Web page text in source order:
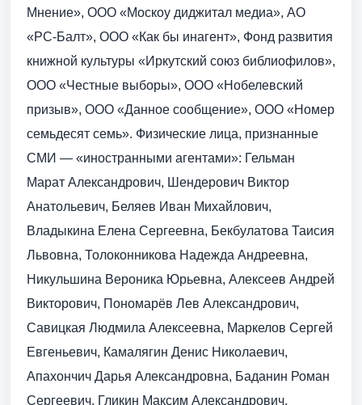
Мнение», ООО «Москоу диджитал медиа», АО
«РС-Балт», ООО «Как бы инагент», Фонд развития
книжной культуры «Иркутский союз библиофилов»,
ООО «Честные выборы», ООО «Нобелевский
призыв», ООО «Данное сообщение», ООО «Номер
семьдесят семь». Физические лица, признанные
СМИ — «иностранными агентами»: Гельман
Марат Александрович, Шендерович Виктор
Анатольевич, Беляев Иван Михайлович,
Владыкина Елена Сергеевна, Бекбулатова Таисия
Львовна, Толоконникова Надежда Андреевна,
Никульшина Вероника Юрьевна, Алексеев Андрей
Викторович, Пономарёв Лев Александрович,
Савицкая Людмила Алексеевна, Маркелов Сергей
Евгеньевич, Камалягин Денис Николаевич,
Апахончич Дарья Александровна, Баданин Роман
Сергеевич, Гликин Максим Александрович,